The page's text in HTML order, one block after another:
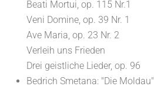
Beati Mortui, op. 115 Nr.1
Veni Domine, op. 39 Nr. 1
Ave Maria, op. 23 Nr. 2
Verleih uns Frieden
Drei geistliche Lieder, op. 96
Bedrich Smetana: "Die Moldau"